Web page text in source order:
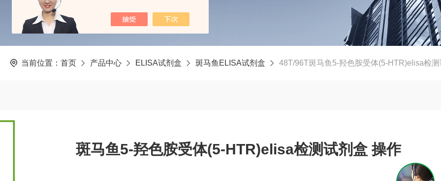
当前位置： 首页 产品中心 ELISA试剂盒 斑马鱼ELISA试剂盒 48T/96T斑马鱼5-羟色胺受体(5-HTR)elisa检
斑马鱼5-羟色胺受体(5-HTR)elisa检测试剂盒 操作